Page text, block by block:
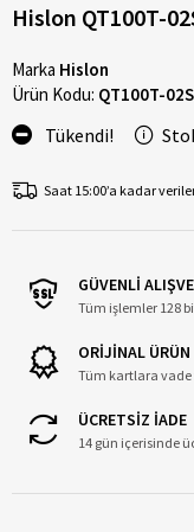
Hislon QT100T-
Marka Hislon
Ürün Kodu: QT100T-
Tükendi!
Saat 15:00’a kadar
GÜVENLİ
Tüm işlemler 128
ORİJİNAL ÜRÜN
Tüm kartlara vade
ÜCRETSİZ İADE
14 gün içerisinde